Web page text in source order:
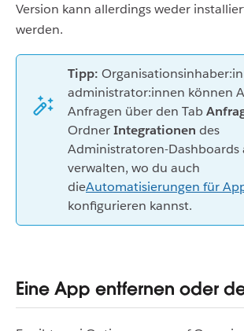
Version kann allerdings weder
werden.
Tipp:
administrator:innen können
Anfragen über den Tab
OrdnerIntegrationen des
Administratoren-Dashboards
verwalten, wo du auch
dieAutomatisierungen für
konfigurieren kannst.
Eine App entfernen oder